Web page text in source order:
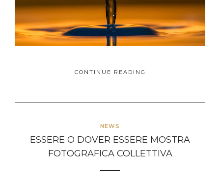
CONTINUE READING
NEWS
ESSERE O DOVER ESSERE MOSTRA
FOTOGRAFICA COLLETTIVA